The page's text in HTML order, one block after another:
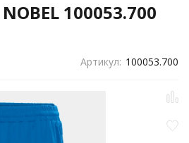
100053.700
Артикул: 100053.700